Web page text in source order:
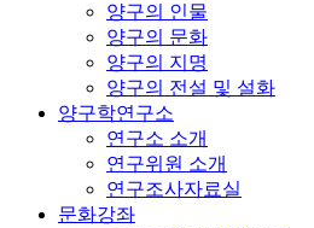
양구의 인물
양구의 문화
양구의 지명
양구의 전설 및 설화
양구학연구소
연구소 소개
연구위원 소개
연구조사자료실
문화강좌